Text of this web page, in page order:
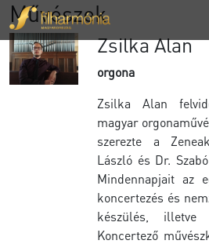
Művészek
Zsilka Alan
orgona
Zsilka Alan
magyar
szerezte a
László és Dr.
Mindennapjait az
koncertezés és
készülés,
Koncertező